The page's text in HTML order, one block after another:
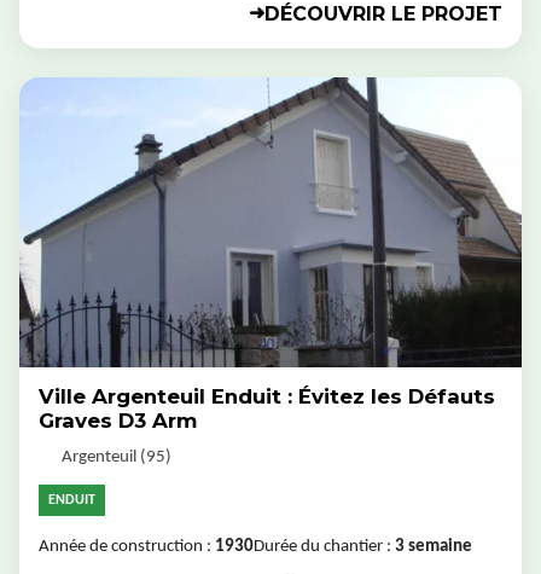
➜DÉCOUVRIR LE PROJET
Ville Argenteuil Enduit : Évitez les Défauts
Graves D3 Arm
Argenteuil (95)
ENDUIT
Année de construction : 1930Durée du chantier : 3 semaine